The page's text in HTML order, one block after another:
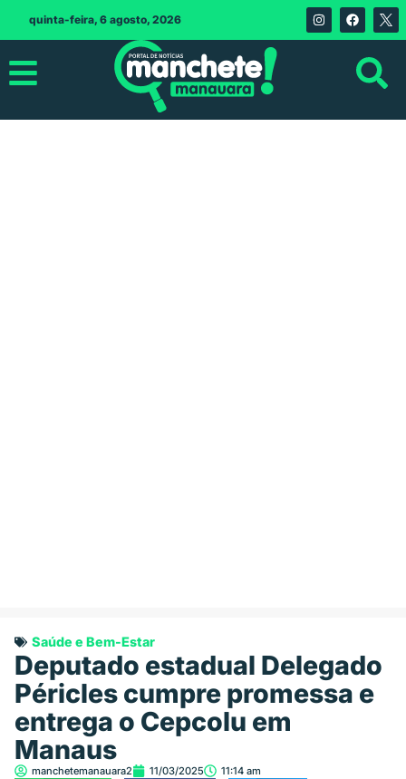
quinta-feira, 6 agosto, 2026
Saúde e Bem-Estar
Deputado estadual Delegado
Péricles cumpre promessa e
entrega o Cepcolu em
Manaus
manchetemanauara2 11/03/2025 11:14 am